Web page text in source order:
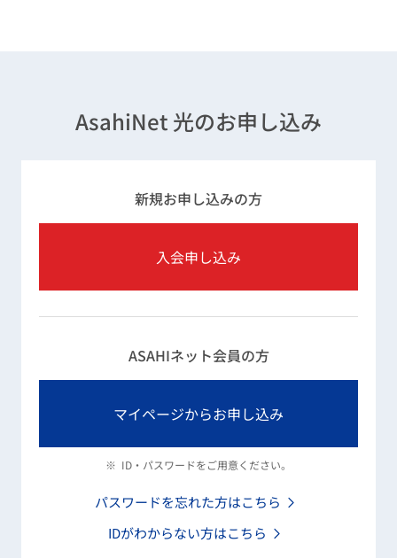
AsahiNet 光のお申し込み
新規お申し込みの方
入会申し込み
ASAHIネット会員の方
マイページからお申し込み
※ ID・パスワードをご用意ください。
パスワードを忘れた方はこちら
IDがわからない方はこちら